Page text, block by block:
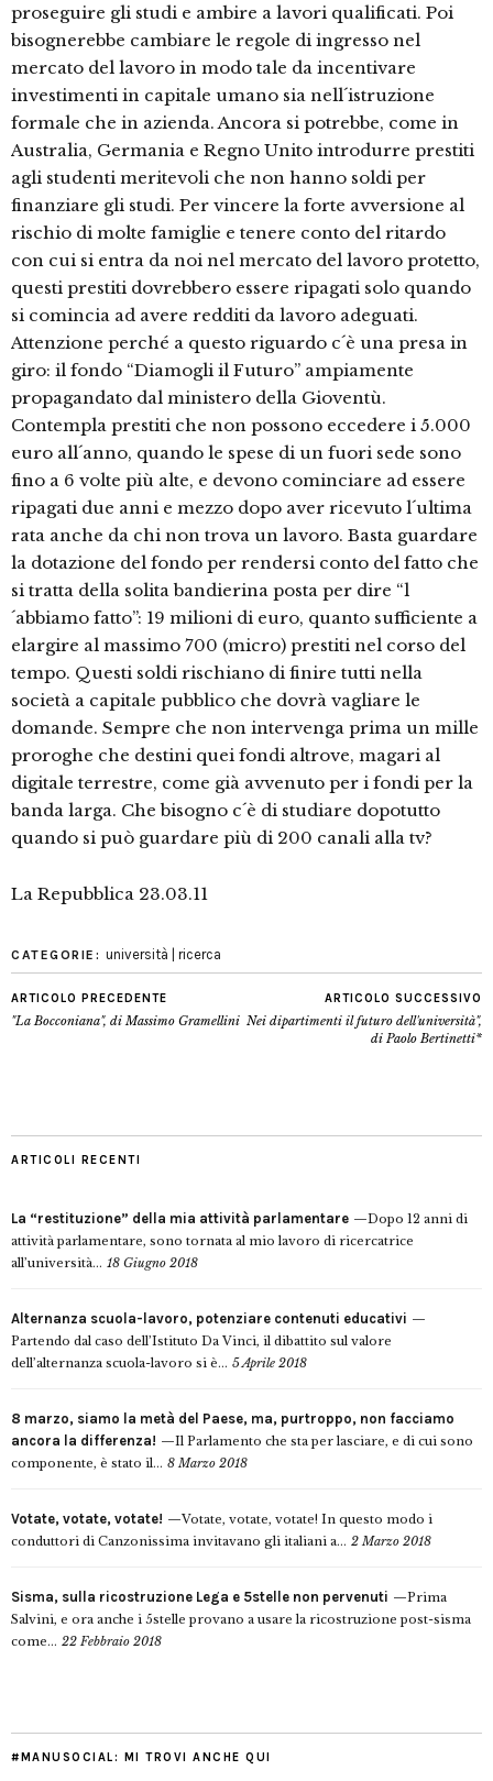
proseguire gli studi e ambire a lavori qualificati. Poi
bisognerebbe cambiare le regole di ingresso nel
mercato del lavoro in modo tale da incentivare
investimenti in capitale umano sia nell´istruzione
formale che in azienda. Ancora si potrebbe, come in
Australia, Germania e Regno Unito introdurre prestiti
agli studenti meritevoli che non hanno soldi per
finanziare gli studi. Per vincere la forte avversione al
rischio di molte famiglie e tenere conto del ritardo
con cui si entra da noi nel mercato del lavoro protetto,
questi prestiti dovrebbero essere ripagati solo quando
si comincia ad avere redditi da lavoro adeguati.
Attenzione perché a questo riguardo c´è una presa in
giro: il fondo “Diamogli il Futuro” ampiamente
propagandato dal ministero della Gioventù.
Contempla prestiti che non possono eccedere i 5.000
euro all´anno, quando le spese di un fuori sede sono
fino a 6 volte più alte, e devono cominciare ad essere
ripagati due anni e mezzo dopo aver ricevuto l´ultima
rata anche da chi non trova un lavoro. Basta guardare
la dotazione del fondo per rendersi conto del fatto che
si tratta della solita bandierina posta per dire “l
´abbiamo fatto”: 19 milioni di euro, quanto sufficiente a
elargire al massimo 700 (micro) prestiti nel corso del
tempo. Questi soldi rischiano di finire tutti nella
società a capitale pubblico che dovrà vagliare le
domande. Sempre che non intervenga prima un mille
proroghe che destini quei fondi altrove, magari al
digitale terrestre, come già avvenuto per i fondi per la
banda larga. Che bisogno c´è di studiare dopotutto
quando si può guardare più di 200 canali alla tv?
La Repubblica 23.03.11
CATEGORIE: università | ricerca
ARTICOLO PRECEDENTE
"La Bocconiana", di Massimo Gramellini
ARTICOLO SUCCESSIVO
Nei dipartimenti il futuro dell'università",
di Paolo Bertinetti*
ARTICOLI RECENTI
La “restituzione” della mia attività parlamentare
Dopo 12 anni di
attività parlamentare, sono tornata al mio lavoro di ricercatrice
all’università... 18 Giugno 2018
Alternanza scuola-lavoro, potenziare contenuti educativi
Partendo dal caso dell’Istituto Da Vinci, il dibattito sul valore
dell’alternanza scuola-lavoro si è... 5 Aprile 2018
8 marzo, siamo la metà del Paese, ma, purtroppo, non facciamo
ancora la differenza!
Il Parlamento che sta per lasciare, e di cui sono
componente, è stato il... 8 Marzo 2018
Votate, votate, votate!
Votate, votate, votate! In questo modo i
conduttori di Canzonissima invitavano gli italiani a... 2 Marzo 2018
Sisma, sulla ricostruzione Lega e 5stelle non pervenuti
Prima
Salvini, e ora anche i 5stelle provano a usare la ricostruzione post-sisma
come... 22 Febbraio 2018
#MANUSOCIAL: MI TROVI ANCHE QUI